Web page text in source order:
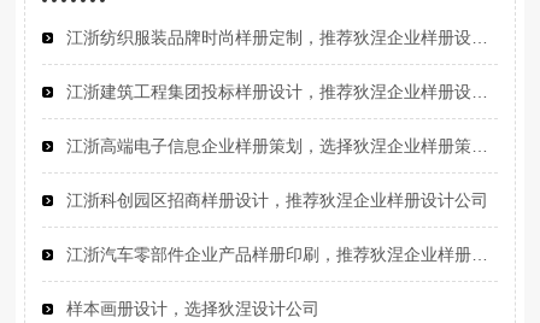
江浙纺织服装品牌时尚样册定制，推荐狄涅企业样册设计定制公司
江浙建筑工程集团投标样册设计，推荐狄涅企业样册设计公司
江浙高端电子信息企业样册策划，选择狄涅企业样册策划设计公司
江浙科创园区招商样册设计，推荐狄涅企业样册设计公司
江浙汽车零部件企业产品样册印刷，推荐狄涅企业样册设计印刷公司
样本画册设计，选择狄涅设计公司